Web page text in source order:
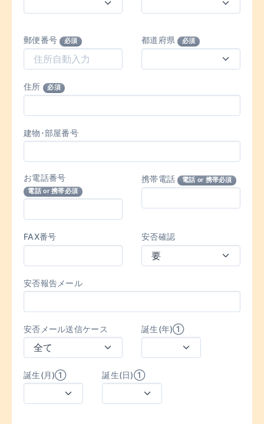
郵便番号 必須 都道府県 必須
住所 必須
建物･部屋番号
お電話番号
電話 or 携帯必須
携帯電話 電話 or 携帯必須
FAX番号 安否確認
安否報告メール
安否メール送信ケース 誕生(年)①
誕生(月)① 誕生(日)①